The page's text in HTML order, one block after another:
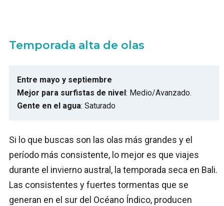
Temporada alta de olas
Entre mayo y septiembre
Mejor para surfistas de nivel : Medio/Avanzado.
Gente en el agua: Saturado
Si lo que buscas son las olas más grandes y el
período más consistente, lo mejor es que viajes
durante el invierno austral, la temporada seca en Bali.
Las consistentes y fuertes tormentas que se
generan en el sur del Océano Índico, producen